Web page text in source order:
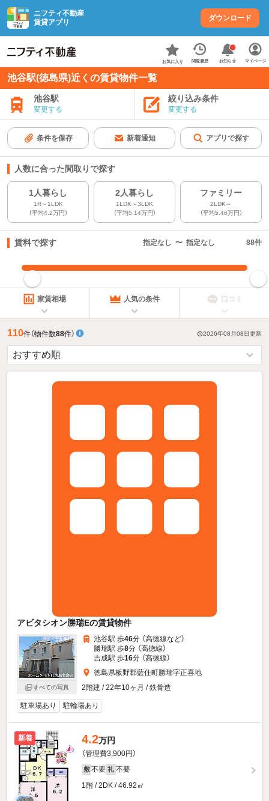
ニフティ不動産
賃貸アプリ
ダウンロード
お気に入り 閲覧履歴 お知らせ マイページ
池谷駅(徳島県)近くの賃貸物件一覧
池谷駅
変更する
絞り込み条件
変更する
条件を保存 新着通知 アプリで探す
人数に合った間取りで探す
1人暮らし
1R～1LDK
（平均4.2万円）
2人暮らし
1LDK～3LDK
（平均5.14万円）
ファミリー
2LDK～
（平均5.46万円）
賃料で探す 指定なし 〜 指定なし 88件
指定した賃料で絞り込む
家賃相場 人気の条件 口コミ
110件（物件数88件） 2026年08月08日更新
アビタシオン勝瑞Eの賃貸物件
すべての写真
池谷駅 歩46分 （高徳線など）
勝瑞駅 歩8分 （高徳線）
吉成駅 歩16分 （高徳線）
徳島県板野郡藍住町勝瑞字正喜地
2階建 / 22年10ヶ月 / 鉄骨造
駐車場あり 駐輪場あり
新着 4.2万円
（管理費3,900円）
敷 不要 礼 不要
1階 / 2DK / 46.92㎡